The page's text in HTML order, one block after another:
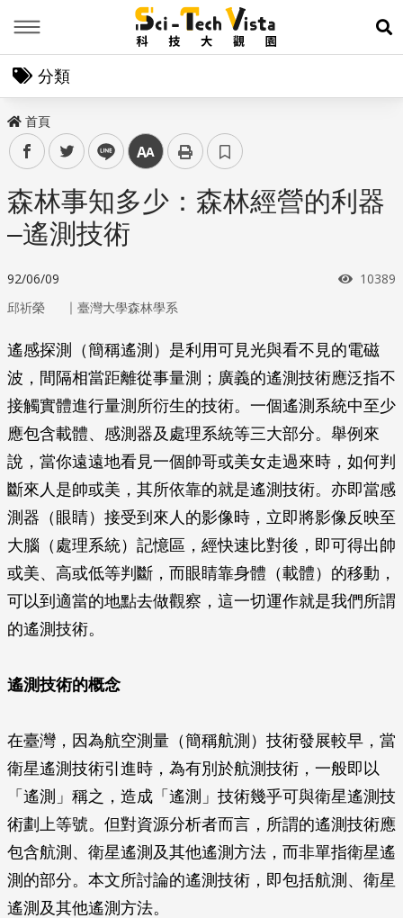
展
分類
首頁
facebooktwitter line 中
森林事知多少：森林經營的利器
–遙測技術
92/06/09 瀏覽次
10389
邱祈榮 ｜ 臺灣大學森林學系
遙感探測（簡稱遙測）是利用可見光與看不見的電磁
波，間隔相當距離從事量測；廣義的遙測技術應泛指不
接觸實體進行量測所衍生的技術。一個遙測系統中至少
應包含載體、感測器及處理系統等三大部分。舉例來
說，當你遠遠地看見一個帥哥或美女走過來時，如何判
斷來人是帥或美，其所依靠的就是遙測技術。亦即當感
測器（眼睛）接受到來人的影像時，立即將影像反映至
大腦（處理系統）記憶區，經快速比對後，即可得出帥
或美、高或低等判斷，而眼睛靠身體（載體）的移動，
可以到適當的地點去做觀察，這一切運作就是我們所謂
的遙測技術。
遙測技術的概念
在臺灣，因為航空測量（簡稱航測）技術發展較早，當
衛星遙測技術引進時，為有別於航測技術，一般即以
「遙測」稱之，造成「遙測」技術幾乎可與衛星遙測技
術劃上等號。但對資源分析者而言，所謂的遙測技術應
包含航測、衛星遙測及其他遙測方法，而非單指衛星遙
測的部分。本文所討論的遙測技術，即包括航測、衛星
遙測及其他遙測方法。